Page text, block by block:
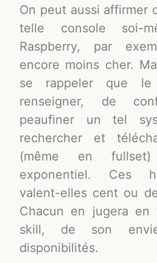
On peut aussi affirmer
telle console soi-
Raspberry, par
encore moins cher.
se rappeler que
renseigner, de
peaufiner un tel
rechercher et
(même en
exponentiel. Ces
valent-elles cent ou
Chacun en jugera en
skill, de son
disponibilités.